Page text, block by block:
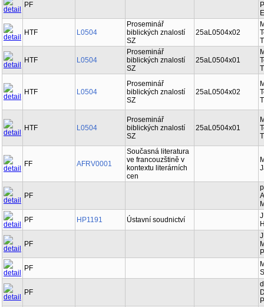
PF
HTF L0504
Proseminář
biblických znalostí
SZ
25aL0504x02
HTF L0504
Proseminář
biblických znalostí
SZ
25aL0504x01
HTF L0504
Proseminář
biblických znalostí
SZ
25aL0504x02
HTF L0504
Proseminář
biblických znalostí
SZ
25aL0504x01
FF AFRV0001
Současná literatura
ve francouzštině v
kontextu literárních
cen
PF
PF
HP1191 Ústavní soudnictví
PF
PF
PF